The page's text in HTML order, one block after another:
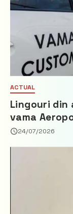
ACTUAL
Lingouri din
vama
24/07/2026